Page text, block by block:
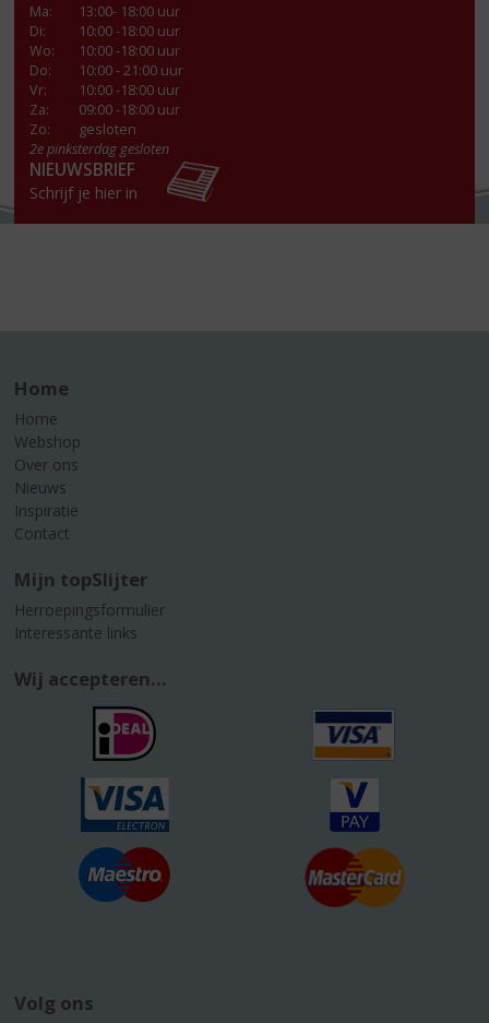
Ma:
13:00- 18:00 uur
Di:
10:00 -18:00 uur
Wo:
10:00 -18:00 uur
Do:
10:00 - 21:00 uur
Vr:
10:00 -18:00 uur
Za:
09:00 -18:00 uur
Zo:
gesloten
2e pinksterdag gesloten
NIEUWSBRIEF
Schrijf je hier in
Home
Home
Webshop
Over ons
Nieuws
Inspiratie
Contact
Mijn topSlijter
Herroepingsformulier
Interessante links
Wij accepteren...
Volg ons